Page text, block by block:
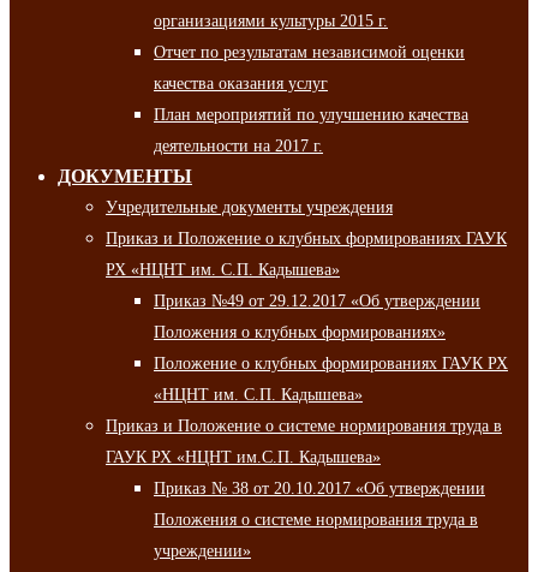
организациями культуры 2015 г.
Отчет по результатам независимой оценки
качества оказания услуг
План мероприятий по улучшению качества
деятельности на 2017 г.
ДОКУМЕНТЫ
Учредительные документы учреждения
Приказ и Положение о клубных формированиях ГАУК
РХ «НЦНТ им. С.П. Кадышева»
Приказ №49 от 29.12.2017 «Об утверждении
Положения о клубных формированиях»
Положение о клубных формированиях ГАУК РХ
«НЦНТ им. С.П. Кадышева»
Приказ и Положение о системе нормирования труда в
ГАУК РХ «НЦНТ им.С.П. Кадышева»
Приказ № 38 от 20.10.2017 «Об утверждении
Положения о системе нормирования труда в
учреждении»